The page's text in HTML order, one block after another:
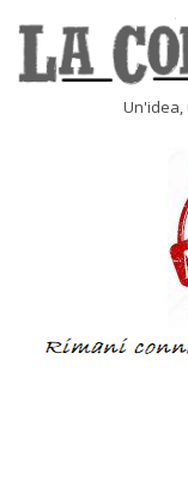
content